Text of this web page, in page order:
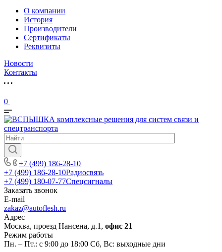
О компании
История
Производители
Сертификаты
Реквизиты
Новости
Контакты
0
+7 (499) 186-28-10
+7 (499) 186-28-10Радиосвязь
+7 (499) 180-07-77Спецсигналы
Заказать звонок
E-mail
zakaz@autoflesh.ru
Адрес
Москва, проезд Нансена, д.1, офис 21
Режим работы
Пн. – Пт.: с 9:00 до 18:00 Cб, Вс: выходные дни